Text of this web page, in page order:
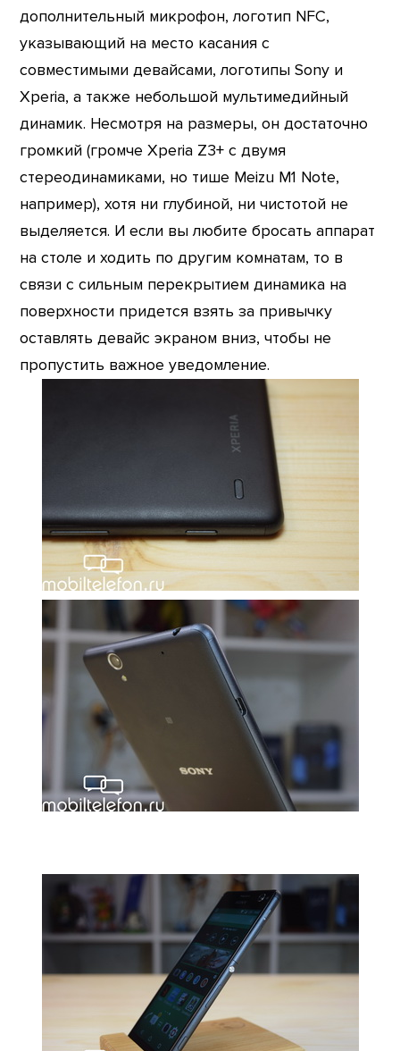
дополнительный микрофон, логотип NFC,
указывающий на место касания с
совместимыми девайсами, логотипы Sony и
Xperia, а также небольшой мультимедийный
динамик. Несмотря на размеры, он достаточно
громкий (громче Xperia Z3+ с двумя
стереодинамиками, но тише Meizu M1 Note,
например), хотя ни глубиной, ни чистотой не
выделяется. И если вы любите бросать аппарат
на столе и ходить по другим комнатам, то в
связи с сильным перекрытием динамика на
поверхности придется взять за привычку
оставлять девайс экраном вниз, чтобы не
пропустить важное уведомление.